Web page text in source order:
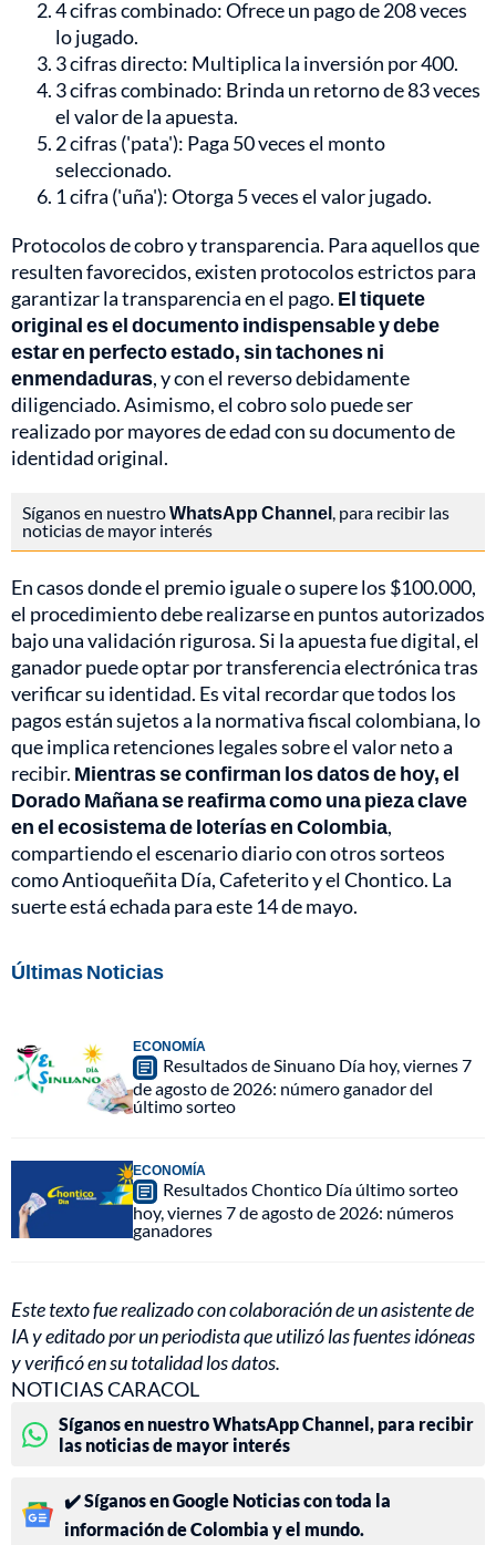
4 cifras combinado: Ofrece un pago de 208 veces
lo jugado.
3 cifras directo: Multiplica la inversión por 400.
3 cifras combinado: Brinda un retorno de 83 veces
el valor de la apuesta.
2 cifras ('pata'): Paga 50 veces el monto
seleccionado.
1 cifra ('uña'): Otorga 5 veces el valor jugado.
Protocolos de cobro y transparencia. Para aquellos que
resulten favorecidos, existen protocolos estrictos para
garantizar la transparencia en el pago. El tiquete
original es el documento indispensable y debe
estar en perfecto estado, sin tachones ni
enmendaduras, y con el reverso debidamente
diligenciado. Asimismo, el cobro solo puede ser
realizado por mayores de edad con su documento de
identidad original.
Síganos en nuestroWhatsApp Channel, para recibir las
noticias de mayor interés
En casos donde el premio iguale o supere los $100.000,
el procedimiento debe realizarse en puntos autorizados
bajo una validación rigurosa. Si la apuesta fue digital, el
ganador puede optar por transferencia electrónica tras
verificar su identidad. Es vital recordar que todos los
pagos están sujetos a la normativa fiscal colombiana, lo
que implica retenciones legales sobre el valor neto a
recibir. Mientras se confirman los datos de hoy, el
Dorado Mañana se reafirma como una pieza clave
en el ecosistema de loterías en Colombia,
compartiendo el escenario diario con otros sorteos
como Antioqueñita Día, Cafeterito y el Chontico. La
suerte está echada para este 14 de mayo.
Últimas Noticias
ECONOMÍA
Resultados de Sinuano Día hoy, viernes 7
de agosto de 2026: número ganador del
último sorteo
ECONOMÍA
Resultados Chontico Día último sorteo
hoy, viernes 7 de agosto de 2026: números
ganadores
Este texto fue realizado con colaboración de un asistente de
IA y editado por un periodista que utilizó las fuentes idóneas
y verificó en su totalidad los datos.
NOTICIAS CARACOL
Síganos en nuestro WhatsApp Channel, para recibir
las noticias de mayor interés
✔️ Síganos en Google Noticias con toda la
información de Colombia y el mundo.